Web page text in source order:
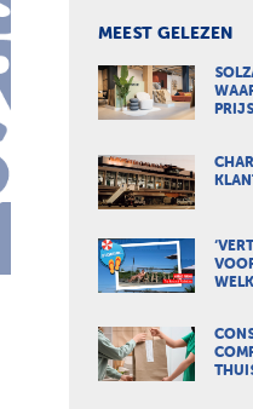
MEEST GELEZEN